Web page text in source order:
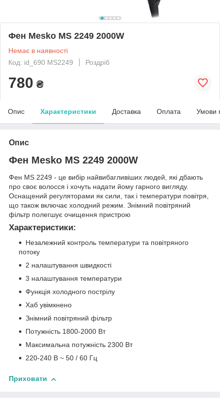
Фен Mesko MS 2249 2000W
Немає в наявності
Код: id_690 MS2249
Роздріб
780 ₴
Опис Характеристики Доставка Оплата Умови
Опис
Фен Mesko MS 2249 2000W
Фен MS 2249 - це вибір найвибагливіших людей, які дбають
про своє волосся і хочуть надати йому гарного вигляду.
Оснащений регуляторами як сили, так і температури повітря,
що також включає холодний режим. Знімний повітряний
фільтр полегшує очищення пристрою
Характеристики:
Незалежний контроль температури та повітряного
потоку
2 налаштування швидкості
3 налаштування температури
Функція холодного пострілу
Хаб увімкнено
Знімний повітряний фільтр
Потужність 1800-2000 Вт
Максимальна потужність 2300 Вт
220-240 В ~ 50 / 60 Гц
Приховати